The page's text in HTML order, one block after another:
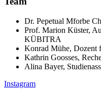
Dr. Pepetual Mforbe
Prof. Marion Küster,
KÜBITRA
Konrad Mühe, Dozent
Kathrin Goosses,
Alina Bayer,
Instagram